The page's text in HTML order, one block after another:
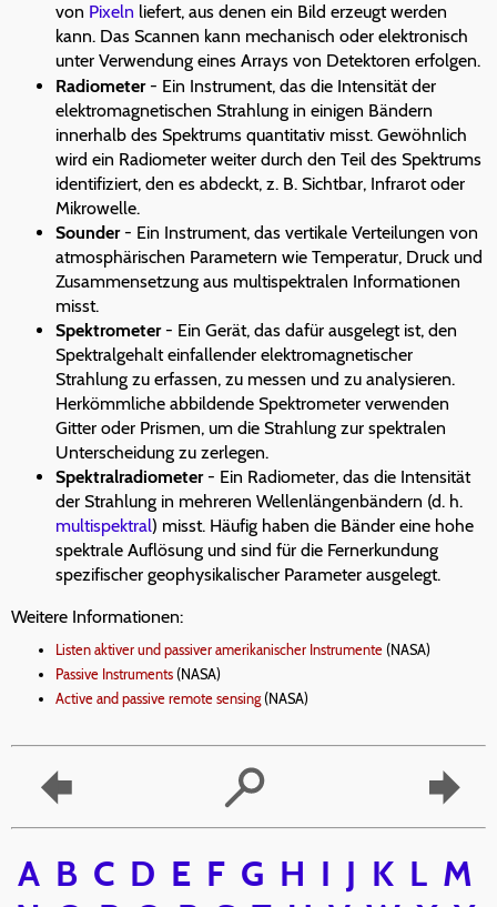
von Pixeln liefert, aus denen ein Bild erzeugt werden
kann. Das Scannen kann mechanisch oder elektronisch
unter Verwendung eines Arrays von Detektoren erfolgen.
Radiometer- Ein Instrument, das die Intensität der
elektromagnetischen Strahlung in einigen Bändern
innerhalb des Spektrums quantitativ misst. Gewöhnlich
wird ein Radiometer weiter durch den Teil des Spektrums
identifiziert, den es abdeckt, z. B. Sichtbar, Infrarot oder
Mikrowelle.
Sounder- Ein Instrument, das vertikale Verteilungen von
atmosphärischen Parametern wie Temperatur, Druck und
Zusammensetzung aus multispektralen Informationen
misst.
Spektrometer- Ein Gerät, das dafür ausgelegt ist, den
Spektralgehalt einfallender elektromagnetischer
Strahlung zu erfassen, zu messen und zu analysieren.
Herkömmliche abbildende Spektrometer verwenden
Gitter oder Prismen, um die Strahlung zur spektralen
Unterscheidung zu zerlegen.
Spektralradiometer- Ein Radiometer, das die Intensität
der Strahlung in mehreren Wellenlängenbändern (d. h.
multispektral) misst. Häufig haben die Bänder eine hohe
spektrale Auflösung und sind für die Fernerkundung
spezifischer geophysikalischer Parameter ausgelegt.
Weitere Informationen:
Listen aktiver und passiver amerikanischer Instrumente (NASA)
Passive Instruments (NASA)
Active and passive remote sensing(NASA)
A B C D E F G H I J K L M